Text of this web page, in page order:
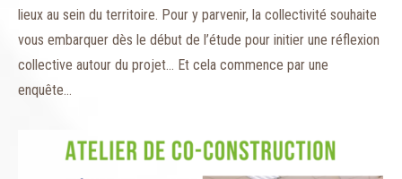
lieux au sein du territoire. Pour y parvenir, la collectivité souhaite
vous embarquer dès le début de l’étude pour initier une réflexion
collective autour du projet… Et cela commence par une
enquête…